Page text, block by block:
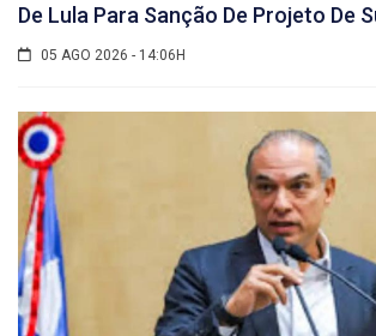
De Lula Para Sanção De Projeto De
05 AGO 2026 - 14:06H